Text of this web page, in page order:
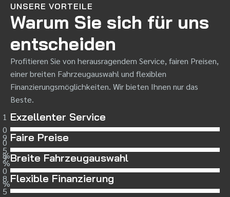
UNSERE VORTEILE
Warum Sie sich für uns
entscheiden
Profitieren Sie von herausragendem Service, fairen Preisen,
einer breiten Fahrzeugauswahl und flexiblen
Finanzierungsmöglichkeiten. Wir bieten Ihnen nur das
Beste.
Exzellenter Service
1
0
0
%
Faire Preise
9
5
%Breite Fahrzeugauswahl
9
0
%Flexible Finanzierung
8
5